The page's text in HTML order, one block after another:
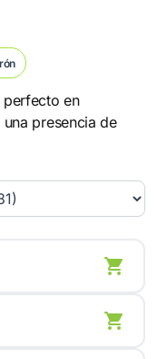
perfecto en
presencia de